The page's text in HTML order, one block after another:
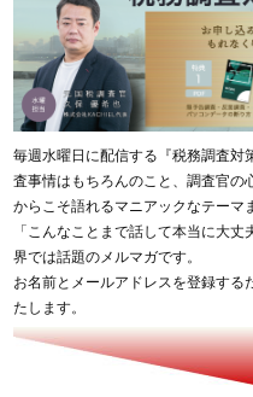
毎週水曜日に配信する『税務調査対
査事情はもちろんのこと、調査官の
からこそ語れるマニアックなテーマ
「こんなことまで話して本当に大
界では話題のメルマガです。
お名前とメールアドレスを登録する
たします。